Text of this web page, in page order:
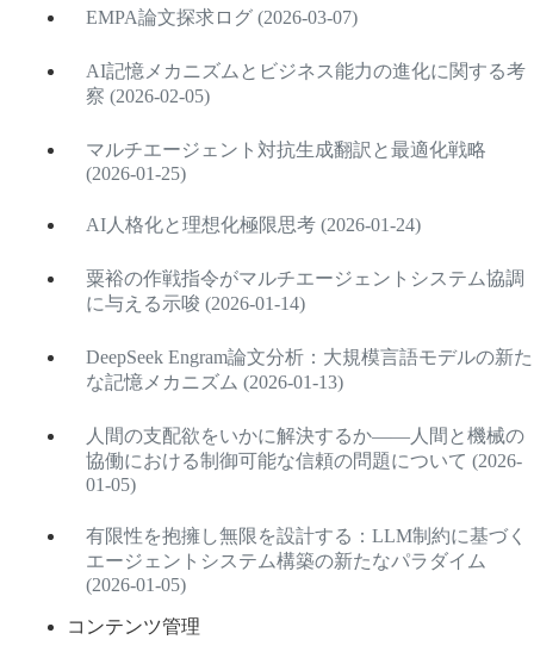
EMPA論文探求ログ (2026-03-07)
AI記憶メカニズムとビジネス能力の進化に関する考
察 (2026-02-05)
マルチエージェント対抗生成翻訳と最適化戦略
(2026-01-25)
AI人格化と理想化極限思考 (2026-01-24)
粟裕の作戦指令がマルチエージェントシステム協調
に与える示唆 (2026-01-14)
DeepSeek Engram論文分析：大規模言語モデルの新た
な記憶メカニズム (2026-01-13)
人間の支配欲をいかに解決するか——人間と機械の
協働における制御可能な信頼の問題について (2026-
01-05)
有限性を抱擁し無限を設計する：LLM制約に基づく
エージェントシステム構築の新たなパラダイム
(2026-01-05)
コンテンツ管理